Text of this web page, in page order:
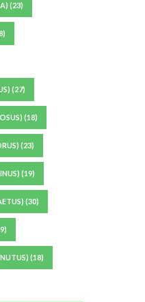
(23)
(27)
(18)
(23)
(19)
(30)
(18)